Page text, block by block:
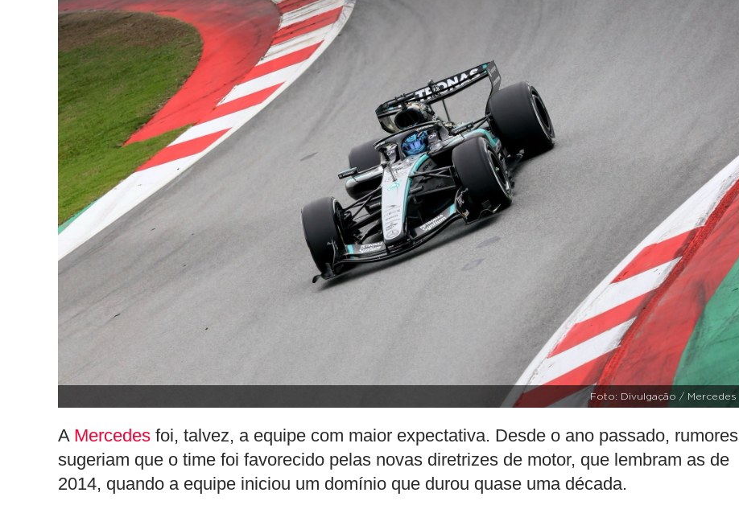
Foto: Divulgação / Mercedes
A Mercedes foi, talvez, a equipe com maior expectativa. Desde o ano passado, rumores
sugeriam que o time foi favorecido pelas novas diretrizes de motor, que lembram as de
2014, quando a equipe iniciou um domínio que durou quase uma década.